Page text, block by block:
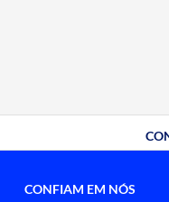
CONFIAM EM NÓS